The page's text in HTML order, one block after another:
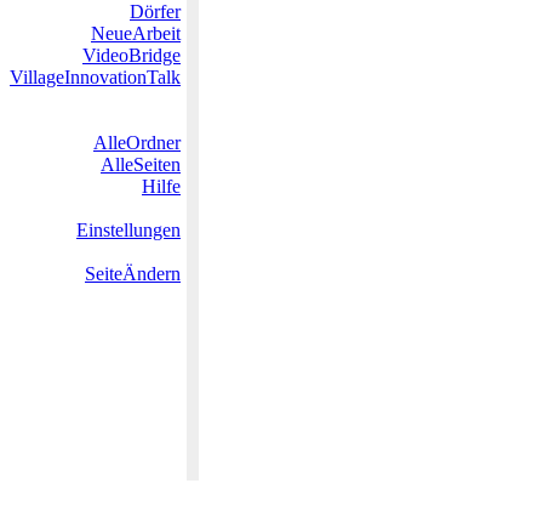
Dörfer
NeueArbeit
VideoBridge
VillageInnovationTalk
AlleOrdner
AlleSeiten
Hilfe
Einstellungen
SeiteÄndern